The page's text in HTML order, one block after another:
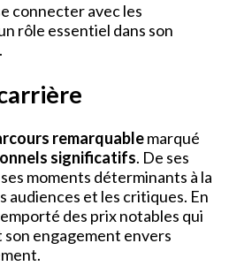
connecter avec les
rôle essentiel dans son
remarquablemarqué
significatifs. De ses
moments déterminants à la
audiences et les critiques. En
des prix notables qui
engagement envers